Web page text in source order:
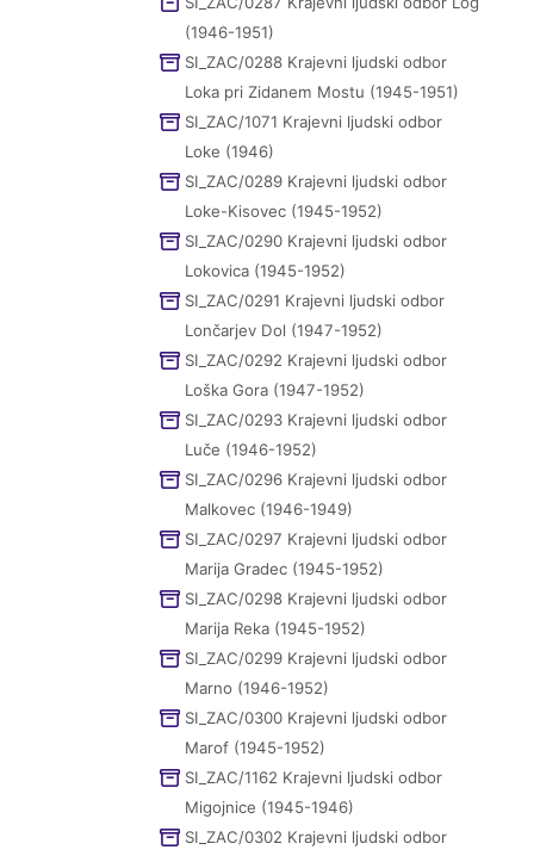
(1946-1951)
SI_ZAC/0288 Krajevni ljudski odbor
Loka pri Zidanem Mostu (1945-1951)
SI_ZAC/1071 Krajevni ljudski odbor
Loke (1946)
SI_ZAC/0289 Krajevni ljudski odbor
Loke-Kisovec (1945-1952)
SI_ZAC/0290 Krajevni ljudski odbor
Lokovica (1945-1952)
SI_ZAC/0291 Krajevni ljudski odbor
Lončarjev Dol (1947-1952)
SI_ZAC/0292 Krajevni ljudski odbor
Loška Gora (1947-1952)
SI_ZAC/0293 Krajevni ljudski odbor
Luče (1946-1952)
SI_ZAC/0296 Krajevni ljudski odbor
Malkovec (1946-1949)
SI_ZAC/0297 Krajevni ljudski odbor
Marija Gradec (1945-1952)
SI_ZAC/0298 Krajevni ljudski odbor
Marija Reka (1945-1952)
SI_ZAC/0299 Krajevni ljudski odbor
Marno (1946-1952)
SI_ZAC/0300 Krajevni ljudski odbor
Marof (1945-1952)
SI_ZAC/1162 Krajevni ljudski odbor
Migojnice (1945-1946)
SI_ZAC/0302 Krajevni ljudski odbor